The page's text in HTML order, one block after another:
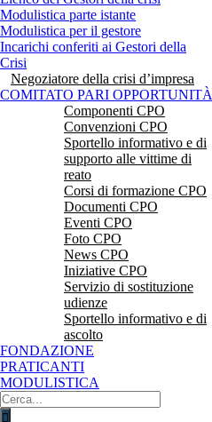
Modulistica parte istante
Modulistica per il gestore
Incarichi conferiti ai Gestori della
Crisi
Negoziatore della crisi d’impresa
COMITATO PARI OPPORTUNITÀ
Componenti CPO
Convenzioni CPO
Sportello informativo e di
supporto alle vittime di
reato
Corsi di formazione CPO
Documenti CPO
Eventi CPO
Foto CPO
News CPO
Iniziative CPO
Servizio di sostituzione
udienze
Sportello informativo e di
ascolto
FONDAZIONE
PRATICANTI
MODULISTICA
Cerca
per: